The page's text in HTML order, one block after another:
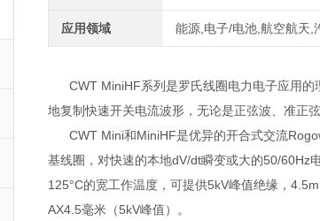
应用领域 能源,电子/电池,航空航天,
CWT MiniHF系列是罗氏线圈电力电子应用
地复制快速开关电流波形，无论是正弦波、准正弦
CWT Mini和MiniHF是优异的开合式交流
基线圈，对快速的本地dV/dt瞬变或大的50/60Hz
125°C的宽工作温度，可提供5kV峰值绝缘，
AX4.5毫米（5kV峰值）。